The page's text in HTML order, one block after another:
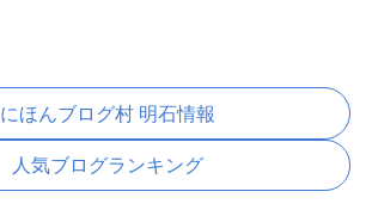
にほんブログ村 明石情報
人気ブログランキング